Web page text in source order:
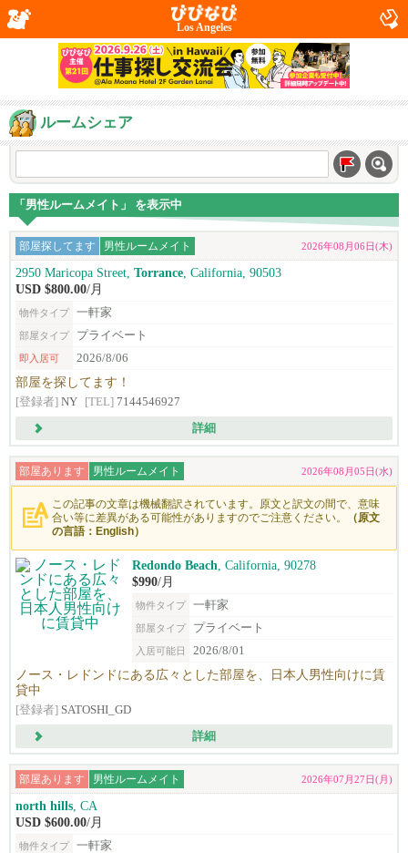
Los Angeles
ルームシェア
「男性ルームメイト」 を表示中
部屋探してます 男性ルームメイト 2026年08月06日(木)
2950 Maricopa Street, Torrance , California, 90503
USD $800.00/月
物件タイプ 一軒家
部屋タイプ プライベート
即入居可 2026/8/06
部屋を探してます！
[登録者] NY [TEL] 7144546927
詳細
部屋あります 男性ルームメイト 2026年08月05日(水)
この記事の文章は機械翻訳されています。原文と訳文の間で、意味
合い等に差異がある可能性がありますのでご注意ください。
（原文
の言語：English）
Redondo Beach , California, 90278
$990/月
物件タイプ 一軒家
部屋タイプ プライベート
入居可能日 2026/8/01
ノース・レドンドにある広々とした部屋を、日本人男性向けに賃
貸中
[登録者] SATOSHI_GD
詳細
部屋あります 男性ルームメイト 2026年07月27日(月)
north hills , CA
USD $600.00/月
物件タイプ 一軒家